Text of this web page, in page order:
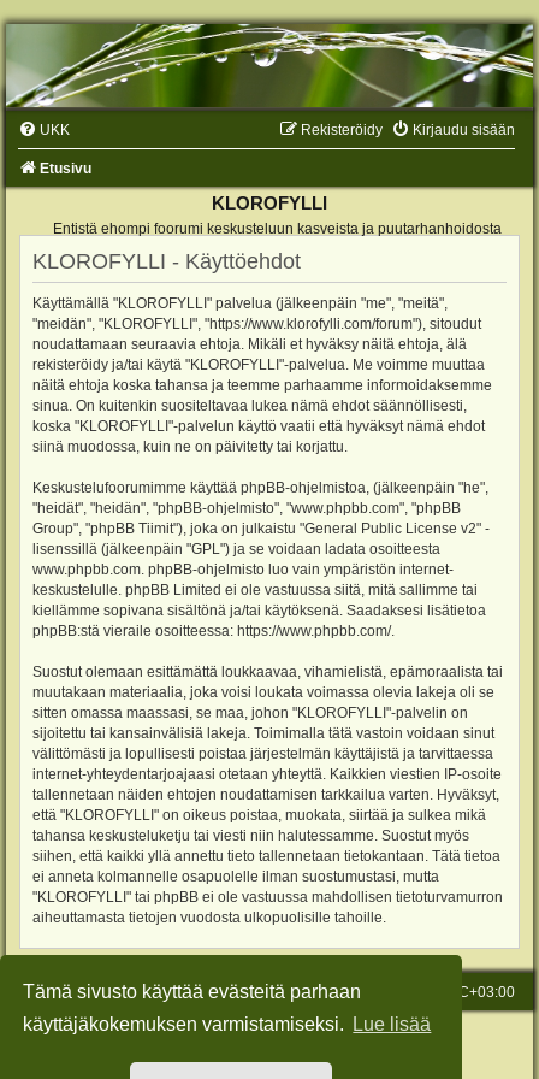
Tämä sivusto käyttää evästeitä parhaan
käyttäjäkokemuksen varmistamiseksi.
Lue lisää
UKK Kirjaudu sisään
Rekisteröidy
Etusivu
KLOROFYLLI
Entistä ehompi foorumi keskusteluun kasveista ja puutarhanhoidosta
KLOROFYLLI - Käyttöehdot
Käyttämällä "KLOROFYLLI" palvelua (jälkeenpäin "me", "meitä",
"meidän", "KLOROFYLLI", "https://www.klorofylli.com/forum"), sitoudut
noudattamaan seuraavia ehtoja. Mikäli et hyväksy näitä ehtoja, älä
rekisteröidy ja/tai käytä "KLOROFYLLI"-palvelua. Me voimme muuttaa
näitä ehtoja koska tahansa ja teemme parhaamme informoidaksemme
sinua. On kuitenkin suositeltavaa lukea nämä ehdot säännöllisesti,
koska "KLOROFYLLI"-palvelun käyttö vaatii että hyväksyt nämä ehdot
siinä muodossa, kuin ne on päivitetty tai korjattu.
Keskustelufoorumimme käyttää phpBB-ohjelmistoa, (jälkeenpäin "he",
"heidät", "heidän", "phpBB-ohjelmisto", "www.phpbb.com", "phpBB
Group", "phpBB Tiimit"), joka on julkaistu "General Public License v2" -
lisenssillä (jälkeenpäin "GPL") ja se voidaan ladata osoitteesta
www.phpbb.com . phpBB-ohjelmisto luo vain ympäristön internet-
keskustelulle. phpBB Limited ei ole vastuussa siitä, mitä sallimme tai
kiellämme sopivana sisältönä ja/tai käytöksenä. Saadaksesi lisätietoa
phpBB:stä vieraile osoitteessa: https://www.phpbb.com/.
Suostut olemaan esittämättä loukkaavaa, vihamielistä, epämoraalista tai
muutakaan materiaalia, joka voisi loukata voimassa olevia lakeja oli se
sitten omassa maassasi, se maa, johon "KLOROFYLLI"-palvelin on
sijoitettu tai kansainvälisiä lakeja. Toimimalla tätä vastoin voidaan sinut
välittömästi ja lopullisesti poistaa järjestelmän käyttäjistä ja tarvittaessa
internet-yhteydentarjoajaasi otetaan yhteyttä. Kaikkien viestien IP-osoite
tallennetaan näiden ehtojen noudattamisen tarkkailua varten. Hyväksyt,
että "KLOROFYLLI" on oikeus poistaa, muokata, siirtää ja sulkea mikä
tahansa keskusteluketju tai viesti niin halutessamme. Suostut myös
siihen, että kaikki yllä annettu tieto tallennetaan tietokantaan. Tätä tietoa
ei anneta kolmannelle osapuolelle ilman suostumustasi, mutta
"KLOROFYLLI" tai phpBB ei ole vastuussa mahdollisen tietoturvamurron
aiheuttamasta tietojen vuodosta ulkopuolisille tahoille.
Etusivu Kaikki ajat ovat UTC+03:00
Viesti Ylläpidolle
Keskustelufoorumin ohjelmistophpBB® Forum Software © phpBB Limited